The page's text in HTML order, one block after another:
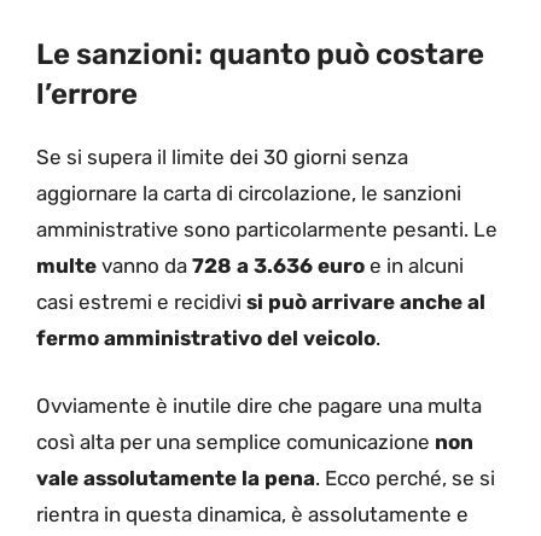
Le sanzioni: quanto può costare
l’errore
Se si supera il limite dei 30 giorni senza
aggiornare la carta di circolazione, le sanzioni
amministrative sono particolarmente pesanti. Le
multe vanno da 728 a 3.636 euro e in alcuni
casi estremi e recidivi si può arrivare anche al
fermo amministrativo del veicolo.
Ovviamente è inutile dire che pagare una multa
così alta per una semplice comunicazione non
vale assolutamente la pena. Ecco perché, se si
rientra in questa dinamica, è assolutamente e